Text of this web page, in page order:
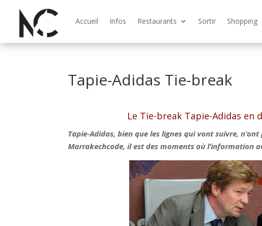
Accueil Infos Restaurants Sortir Shopping
Tapie-Adidas Tie-break
Le Tie-break Tapie-Adidas en
Tapie-Adidas, bien que les lignes qui vont suivre,
Marrakechcode, il est des moments où l’information